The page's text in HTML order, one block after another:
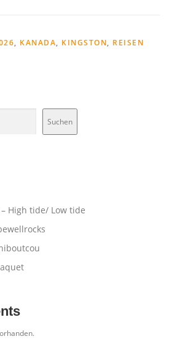
, KANADA, KINGSTON, REISEN
Suchen
High tide/ Low tide